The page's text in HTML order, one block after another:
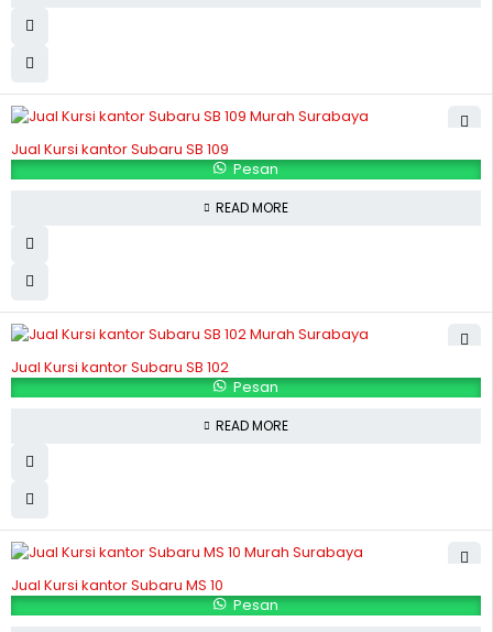
Jual Kursi kantor Subaru SB 109
Pesan
READ MORE
Jual Kursi kantor Subaru SB 102
Pesan
READ MORE
Jual Kursi kantor Subaru MS 10
Pesan